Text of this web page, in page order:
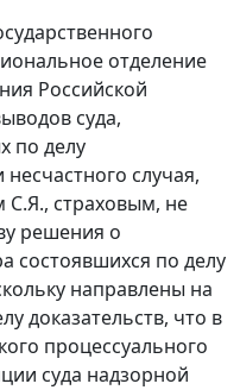
отделение
Российской
суда,
по делу
случая,
страховым, не
решения о
состоявшихся по делу
направлены на
доказательств, что в
процессуального
суда надзорной